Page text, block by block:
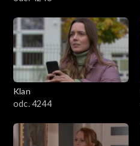
Klan
odc. 4244